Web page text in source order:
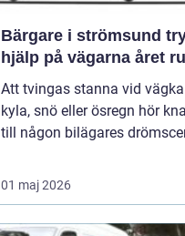
Bärgare i strömsund trygg
hjälp på vägarna året
Att tvingas stanna vid
kyla, snö eller ösregn hör
till någon bilägares
01 maj 2026